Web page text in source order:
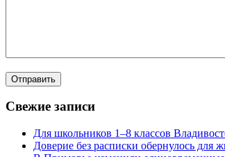
Свежие записи
Для школьников 1–8 классов
Доверие без расписки обернулось